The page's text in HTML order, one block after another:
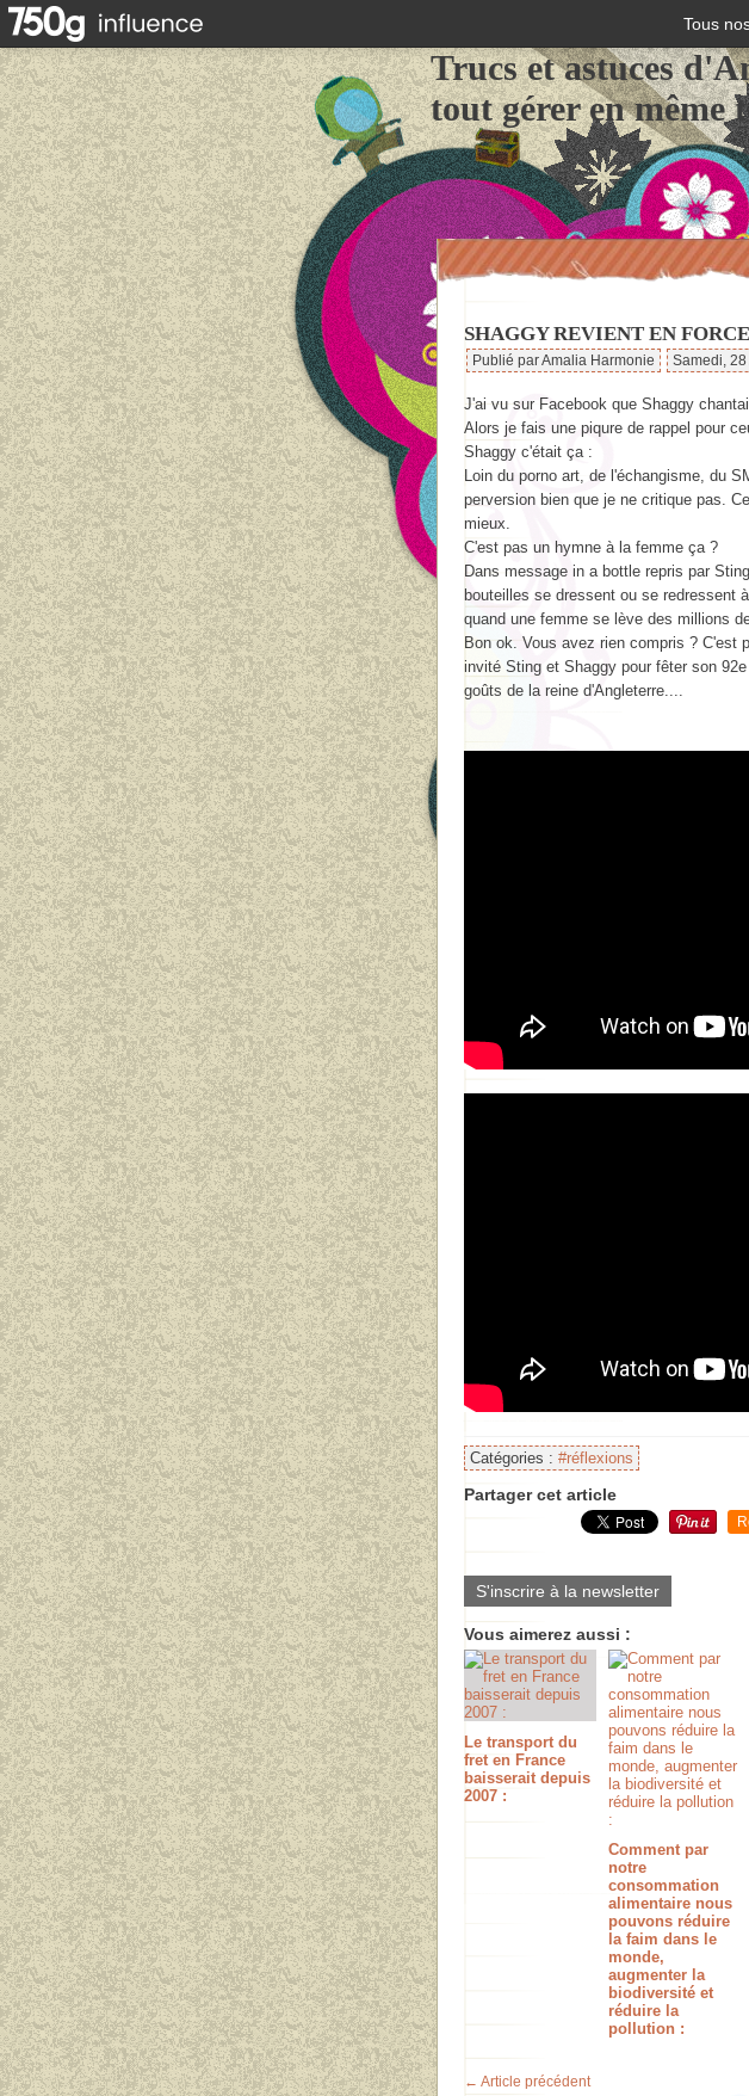
Tous
Trucs et astuces
tout gérer en même
SHAGGY REVIENT EN
Publié par Amalia Harmonie Samedi,
J'ai vu sur Facebook que Shaggy
Alors je fais une piqure de rappel pour
Shaggy c'était ça :
Loin du porno art, de l'échangisme, du
perversion bien que je ne critique pas.
mieux.
C'est pas un hymne à la femme ça ?
Dans message in a bottle repris par
bouteilles se dressent ou se redressent
quand une femme se lève des millions
Bon ok. Vous avez rien compris ? C'est
invité Sting et Shaggy pour fêter son
goûts de la reine d'Angleterre....
Catégories : #réflexions
Partager cet article
S'inscrire à la newsletter
Vous aimerez aussi :
Le transport du
fret en France
baisserait depuis
2007 :
Comment par
notre
consommation
alimentaire nous
pouvons réduire
la faim dans le
monde,
augmenter la
biodiversité et
réduire la
pollution :
← Article précédent